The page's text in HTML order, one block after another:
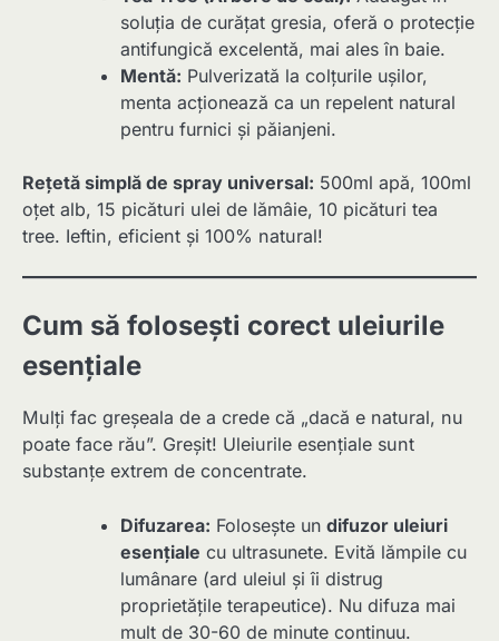
soluția de curățat gresia, oferă o protecție
antifungică excelentă, mai ales în baie.
Mentă: Pulverizată la colțurile ușilor,
menta acționează ca un repelent natural
pentru furnici și păianjeni.
Rețetă simplă de spray universal: 500ml apă, 100ml
oțet alb, 15 picături ulei de lămâie, 10 picături tea
tree. Ieftin, eficient și 100% natural!
Cum să folosești corect uleiurile
esențiale
Mulți fac greșeala de a crede că „dacă e natural, nu
poate face rău”. Greșit! Uleiurile esențiale sunt
substanțe extrem de concentrate.
Difuzarea: Folosește un difuzor uleiuri
esențiale cu ultrasunete. Evită lămpile cu
lumânare (ard uleiul și îi distrug
proprietățile terapeutice). Nu difuza mai
mult de 30-60 de minute continuu.